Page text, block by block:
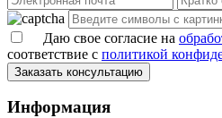
Даю свое согласие на
соответствие с политикой
Заказать консультацию
Информация